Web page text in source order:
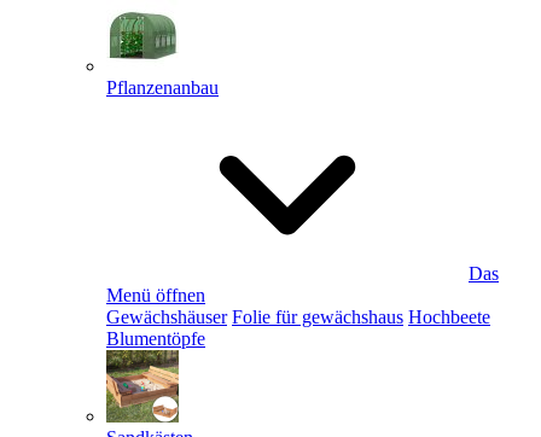
Pflanzenanbau
Das
Menü öffnen
Gewächshäuser Folie für gewächshaus Hochbeete
Blumentöpfe